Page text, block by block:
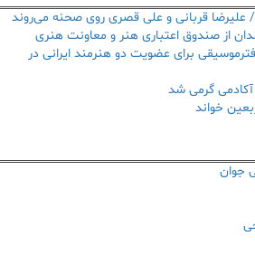
علیرضا قربانی و علی قصری روی صحنه می‌روند
از صندوق اعتباری هنر و معاونت هنری
برای عضویت دو هنرمند ایرانی در
گرمی شد
خواند
جوان